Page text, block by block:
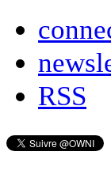
RSS